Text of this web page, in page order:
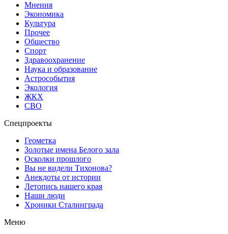
Мнения
Экономика
Культура
Прочее
Общество
Спорт
Здравоохранение
Наука и образование
Астрособытия
Экология
ЖКХ
СВО
Спецпроекты
Геометка
Золотые имена Белого зала
Осколки прошлого
Вы не видели Тихонова?
Анекдоты от истории
Летопись нашего края
Наши люди
Хроники Сталинграда
Меню